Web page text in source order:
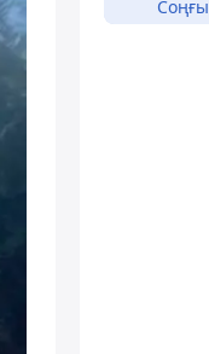
Соңғы